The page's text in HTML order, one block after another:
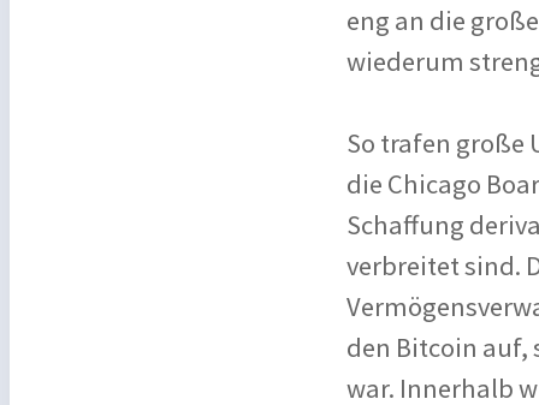
eng an die
wiederum
So trafen große
die Chicago
Schaffung
verbreitet sind.
den Bitcoin auf,
war. Innerhalb